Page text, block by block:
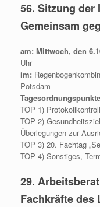
56. Sitzung
Gemeinsam
am: Mittwoch, den
Uhr
im:
Potsdam
TOP 1)
TOP 2)
Überlegungen zur
TOP 3) 20. Fachtag
TOP 4) Sonstiges,
29.
Fachkräfte des